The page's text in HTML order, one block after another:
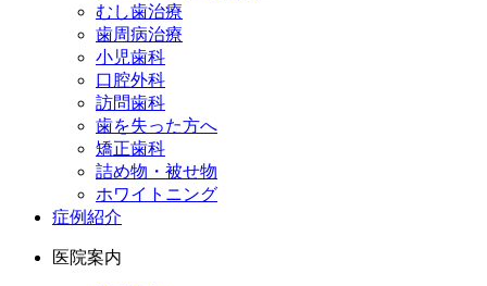
むし歯治療
歯周病治療
小児歯科
口腔外科
訪問歯科
歯を失った方へ
矯正歯科
詰め物・被せ物
ホワイトニング
症例紹介
医院案内